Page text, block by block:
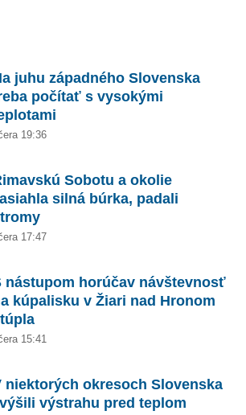
juhu západného Slovenska
počítať s vysokými
19:36
Sobotu a okolie
silná búrka, padali
17:47
nástupom horúčav návštevnosť
kúpalisku v Žiari nad Hronom
15:41
niektorých okresoch Slovenska
výstrahu pred teplom